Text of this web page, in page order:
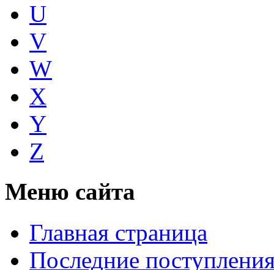
U
V
W
X
Y
Z
Меню сайта
Главная страница
Последние